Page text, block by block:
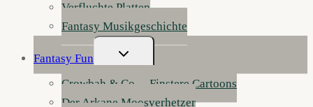
Verfluchte Platten
Fantasy Musikgeschichte
Fantasy Fun
Untermenü
Umschalten
Crowbah & Co. – Finstere Cartoons
Der Arkane Moosverhetzer